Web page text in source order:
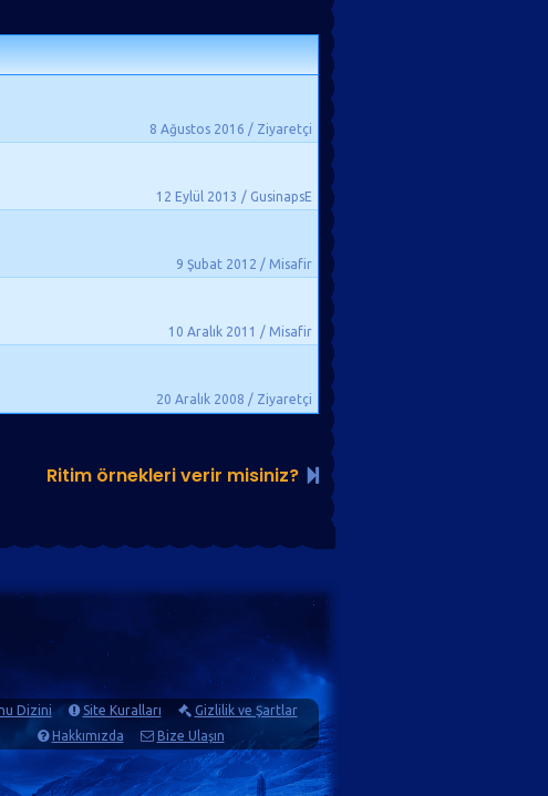
8 Ağustos 2016 / Ziyaretçi
12 Eylül 2013 / GusinapsE
9 Şubat 2012 / Misafir
10 Aralık 2011 / Misafir
20 Aralık 2008 / Ziyaretçi
Ritim örnekleri verir misiniz?
Dizini Site Kuralları
Gizlilik ve Şartlar
Hakkımızda
Bize Ulaşın